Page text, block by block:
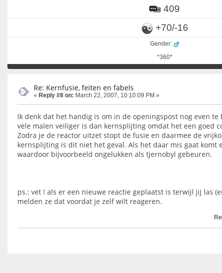
409
+70/-16
Gender:
*360*
Re: Kernfusie, feiten en fabels
« Reply #8 on: March 22, 2007, 10:10:09 PM »
Ik denk dat het handig is om in de openingspost nog even
vele malen veiliger is dan kernsplijting omdat het een goed
Zodra je de reactor uitzet stopt de fusie en daarmee de
kernsplijting is dit niet het geval. Als het daar mis gaat komt
waardoor bijvoorbeeld ongelukken als tjernobyl gebeuren.
ps.: vet ! als er een nieuwe reactie geplaatst is terwijl jij las
melden ze dat voordat je zelf wilt reageren.